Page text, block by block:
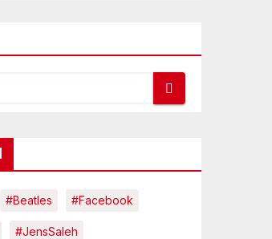
#Beatles #Facebook
#JensSaleh